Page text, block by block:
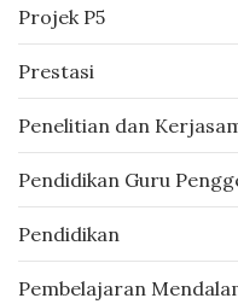
Projek P5
Prestasi
Penelitian dan
Pendidikan Guru
Pendidikan
Pembelajaran